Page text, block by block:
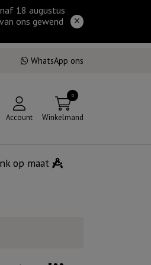
18 augustus
ons gewend
WhatsApp ons
Account
0
Winkelmand
op maat